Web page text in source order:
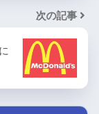
次の記事